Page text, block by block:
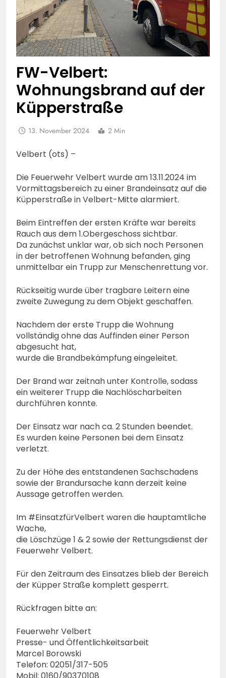
FW-Velbert:
Wohnungsbrand auf der
Küpperstraße
13. November 2024 2 Min
Velbert (ots) –
Die Feuerwehr Velbert wurde am 13.11.2024 im
Vormittagsbereich zu einer Brandeinsatz auf die
Küpperstraße in Velbert-Mitte alarmiert.
Beim Eintreffen der ersten Kräfte war bereits
Rauch aus dem 1.Obergeschoss sichtbar.
Da zunächst unklar war, ob sich noch Personen
in der betroffenen Wohnung befanden, ging
unmittelbar ein Trupp zur Menschenrettung vor.
Rückseitig wurde über tragbare Leitern eine
zweite Zuwegung zu dem Objekt geschaffen.
Nachdem der erste Trupp die Wohnung
vollständig ohne das Auffinden einer Person
abgesucht hat,
wurde die Brandbekämpfung eingeleitet.
Der Brand war zeitnah unter Kontrolle, sodass
ein weiterer Trupp die Nachlöscharbeiten
durchführen konnte.
Der Einsatz war nach ca. 2 Stunden beendet.
Es wurden keine Personen bei dem Einsatz
verletzt.
Zu der Höhe des entstandenen Sachschadens
sowie der Brandursache kann derzeit keine
Aussage getroffen werden.
Im #EinsatzfürVelbert waren die hauptamtliche
Wache,
die Löschzüge 1 & 2 sowie der Rettungsdienst der
Feuerwehr Velbert.
Für den Zeitraum des Einsatzes blieb der Bereich
der Küpper Straße komplett gesperrt.
Rückfragen bitte an:
Feuerwehr Velbert
Presse- und Öffentlichkeitsarbeit
Marcel Borowski
Telefon: 02051/317-505